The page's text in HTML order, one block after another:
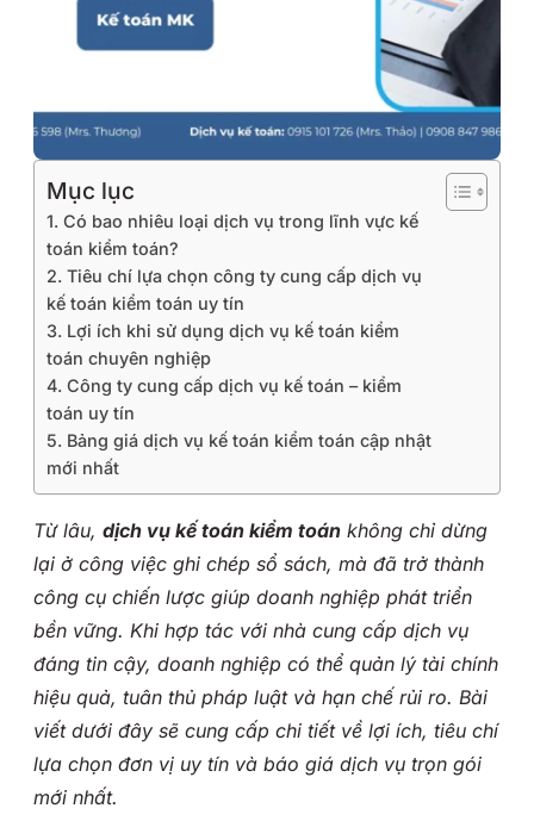
Mục lục
1. Có bao nhiêu loại dịch vụ trong lĩnh vực kế
toán kiểm toán?
2. Tiêu chí lựa chọn công ty cung cấp dịch vụ
kế toán kiểm toán uy tín
3. Lợi ích khi sử dụng dịch vụ kế toán kiểm
toán chuyên nghiệp
4. Công ty cung cấp dịch vụ kế toán – kiểm
toán uy tín
5. Bảng giá dịch vụ kế toán kiểm toán cập nhật
mới nhất
Từ lâu, dịch vụ kế toán kiểm toán không chỉ dừng
lại ở công việc ghi chép sổ sách, mà đã trở thành
công cụ chiến lược giúp doanh nghiệp phát triển
bền vững. Khi hợp tác với nhà cung cấp dịch vụ
đáng tin cậy, doanh nghiệp có thể quản lý tài chính
hiệu quả, tuân thủ pháp luật và hạn chế rủi ro. Bài
viết dưới đây sẽ cung cấp chi tiết về lợi ích, tiêu chí
lựa chọn đơn vị uy tín và báo giá dịch vụ trọn gói
mới nhất.